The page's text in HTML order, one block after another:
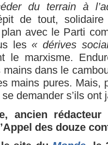
du terrain à
de tout,
avec le Parti
les « dérives
le marxisme.
dans le
mains pures. Mais,
demander s’ils
ancien
des douze